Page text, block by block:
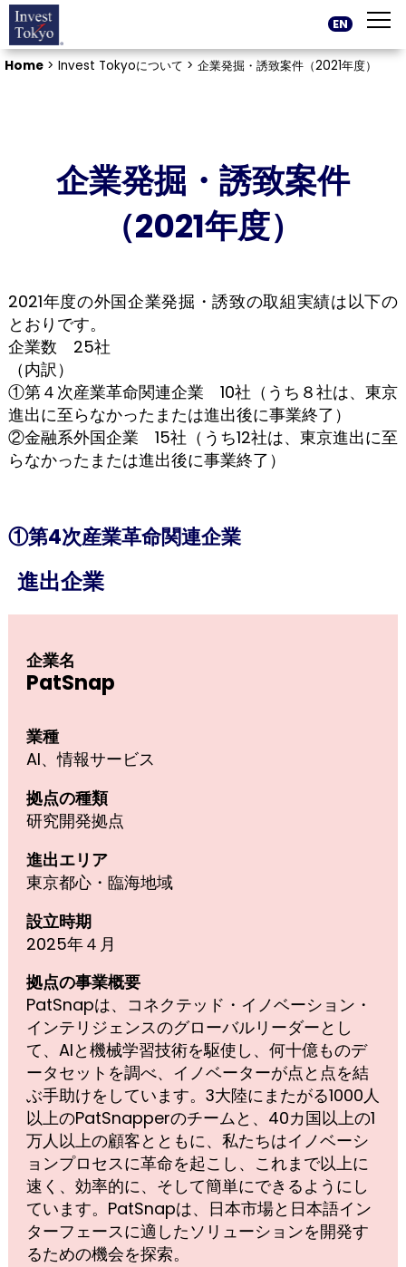
Home > Invest Tokyoについて > 企業発掘・誘致案件（2021年度）
EN
企業発掘・誘致案件
（2021年度）
2021年度の外国企業発掘・誘致の取組実績は以下の
とおりです。
企業数 25社
（内訳）
①第４次産業革命関連企業 10社（うち８社は、東京
進出に至らなかったまたは進出後に事業終了）
②金融系外国企業 15社（うち12社は、東京進出に至
らなかったまたは進出後に事業終了）
①第4次産業革命関連企業
進出企業
企業名
PatSnap
業種
AI、情報サービス
拠点の種類
研究開発拠点
進出エリア
東京都心・臨海地域
設立時期
2025年４月
拠点の事業概要
PatSnapは、コネクテッド・イノベーション・
インテリジェンスのグローバルリーダーとし
て、AIと機械学習技術を駆使し、何十億ものデ
ータセットを調べ、イノベーターが点と点を結
ぶ手助けをしています。3大陸にまたがる1000人
以上のPatSnapperのチームと、40カ国以上の1
万人以上の顧客とともに、私たちはイノベーシ
ョンプロセスに革命を起こし、これまで以上に
速く、効率的に、そして簡単にできるようにし
ています。PatSnapは、日本市場と日本語イン
ターフェースに適したソリューションを開発す
るための機会を探索。